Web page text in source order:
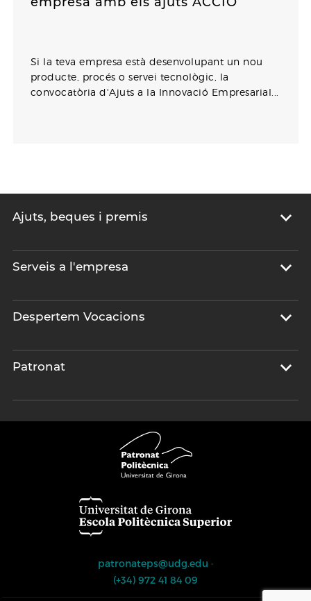
Si la teva empresa està desenvolupant un nou
producte, procés o servei tecnològic, la
convocatòria d'Ajuts a la Innovació Empresarial...
Ajuts, beques i premis
Serveis a l'empresa
Despertem Vocacions
Patronat
patronateps@udg.edu ·
(+34) 972 41 84 09